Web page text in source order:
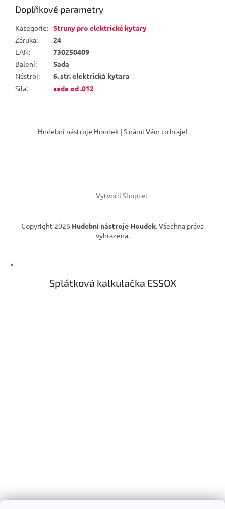
Doplňkové parametry
Kategorie: Struny pro elektrické kytary
Záruka:
24
EAN:
730250409
Balení:
Sada
Nástroj:
6. str. elektrická kytara
Síla: sada od .012
í
Hudební nástroje Houdek | S námi Vám to hraje!
Vytvořil Shoptet
Copyright 2026 Hudební nástroje Houdek. Všechna práva
vyhrazena.
×
Splátková kalkulačka ESSOX